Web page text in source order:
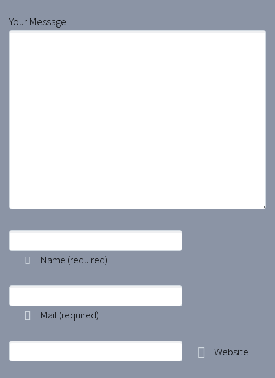
Your Message
Name (required)
Mail (required)
Website